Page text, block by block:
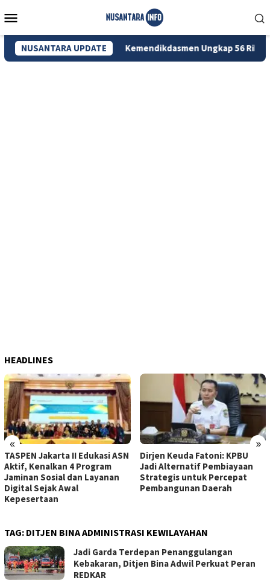
ke
Mobile
NUSANTARA UPDATE
Hangus Kemendikdasmen Ungkap 56 Ribu Anak di
HEADLINES
« »
TASPEN Jakarta II Edukasi ASN
Aktif, Kenalkan 4 Program
Jaminan Sosial dan Layanan
Digital Sejak Awal
Kepesertaan
Dirjen Keuda Fatoni: KPBU
Jadi Alternatif Pembiayaan
Strategis untuk Percepat
Pembangunan Daerah
TAG: DITJEN BINA ADMINISTRASI KEWILAYAHAN
Jadi Garda Terdepan Penanggulangan
Kebakaran, Ditjen Bina Adwil Perkuat Peran
REDKAR